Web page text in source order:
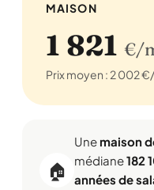
MAISON
1 821 €/
Prix moyen : 2 002
🏠
Une maison
médiane182
années de